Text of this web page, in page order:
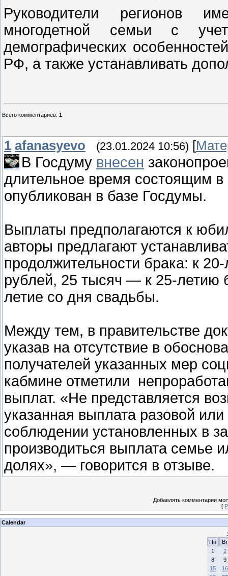
Руководители регионов
многодетной семьи с
демографических
РФ, а также устанавливать
Всего комментариев: 1
1 afanasyevo (23.01.2024 10:56) [
В Госдуму внесен
длительное время состоящим
опубликован в базе Госдумы.
Выплаты предполагаются к
авторы предлагают
продолжительности брака: к
рублей, 25 тысяч — к 25-летию
летие со дня свадьбы.
Между тем, в правительстве
указав на отсутствие в
получателей указанных мер
кабмине отметили
выплат. «Не представляется
указанная выплата разовой
соблюдении установленных в
производиться выплата семье
долях», — говорится в отзыве.
Добавлять комментарии
[
Calendar
Пн
Вт
1
2
8
9
15
16